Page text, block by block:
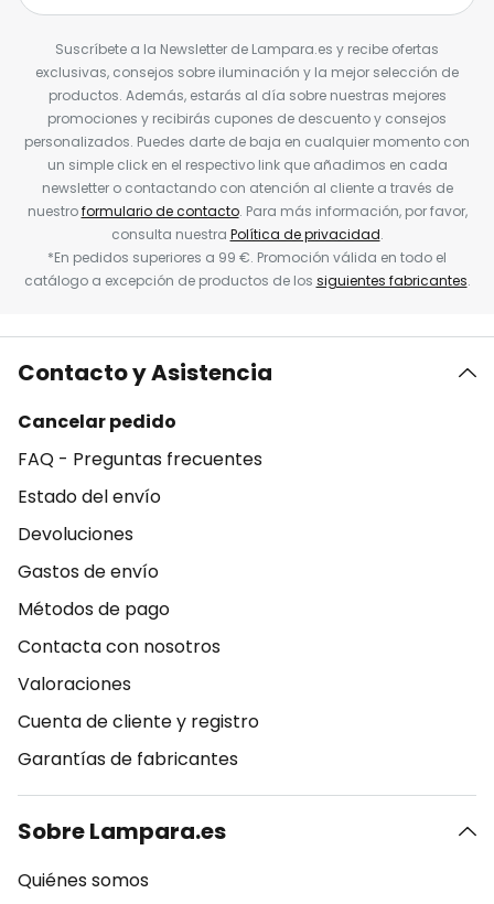
Suscríbete a la Newsletter de Lampara.es y recibe ofertas
exclusivas, consejos sobre iluminación y la mejor selección de
productos. Además, estarás al día sobre nuestras mejores
promociones y recibirás cupones de descuento y consejos
personalizados. Puedes darte de baja en cualquier momento con
un simple click en el respectivo link que añadimos en cada
newsletter o contactando con atención al cliente a través de
nuestroformulario de contacto. Para más información, por favor,
consulta nuestra Política de privacidad.
*En pedidos superiores a 99 €. Promoción válida en todo el
catálogo a excepción de productos de los siguientes fabricantes.
Contacto y Asistencia
Cancelar pedido
FAQ - Preguntas frecuentes
Estado del envío
Devoluciones
Gastos de envío
Métodos de pago
Contacta con nosotros
Valoraciones
Cuenta de cliente y registro
Garantías de fabricantes
Sobre Lampara.es
Quiénes somos